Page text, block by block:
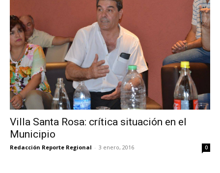
Villa Santa Rosa: crítica situación en el
Municipio
Redacción Reporte Regional - 3 enero, 2016 0